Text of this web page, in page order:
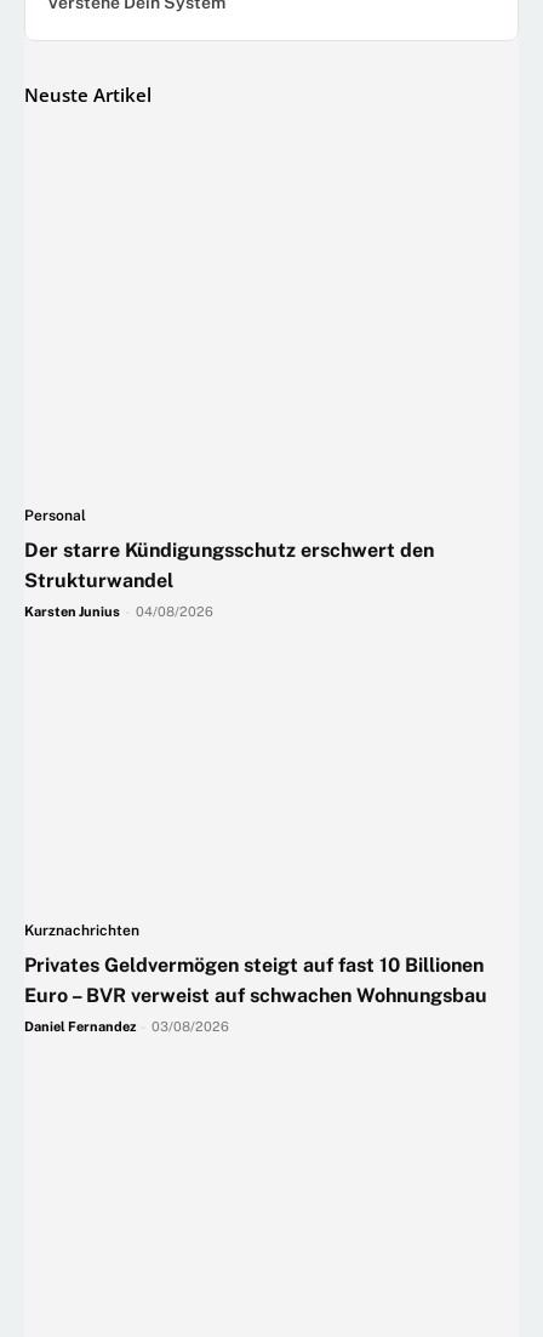
Neuste Artikel
Personal
Der starre Kündigungsschutz erschwert den
Strukturwandel
Karsten Junius 04/08/2026
Kurznachrichten
Privates Geldvermögen steigt auf fast 10 Billionen
Euro – BVR verweist auf schwachen Wohnungsbau
Daniel Fernandez 03/08/2026